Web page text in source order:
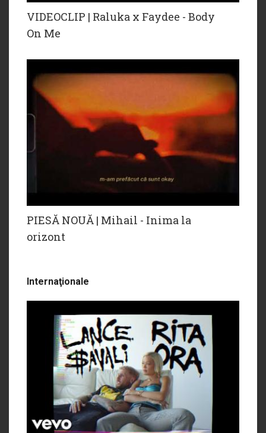
VIDEOCLIP | Raluka x Faydee - Body
On Me
PIESĂ NOUĂ | Mihail - Inima la
orizont
Internaţionale